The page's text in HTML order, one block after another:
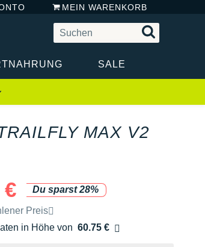
MEIN WARENKORB
SALE
MAX V2
€
Du sparst 28%
der Marke
Preis
in Höhe von 60.75 €